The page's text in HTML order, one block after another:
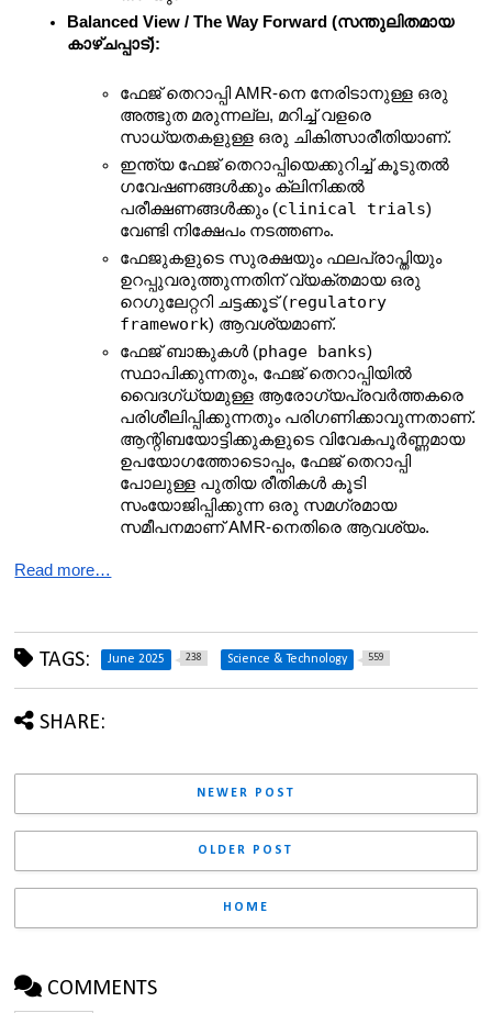
Balanced View / The Way Forward (സന്തുലിതമായ
കാഴ്ചപ്പാട്):
ഫേജ് തെറാപ്പി AMR-നെ നേരിടാനുള്ള ഒരു
അത്ഭുത മരുന്നല്ല, മറിച്ച് വളരെ
സാധ്യതകളുള്ള ഒരു ചികിത്സാരീതിയാണ്.
ഇന്ത്യ ഫേജ് തെറാപ്പിയെക്കുറിച്ച് കൂടുതൽ
ഗവേഷണങ്ങൾക്കും ക്ലിനിക്കൽ
പരീക്ഷണങ്ങൾക്കും (clinical trials)
വേണ്ടി നിക്ഷേപം നടത്തണം.
ഫേജുകളുടെ സുരക്ഷയും ഫലപ്രാപ്തിയും
ഉറപ്പുവരുത്തുന്നതിന് വ്യക്തമായ ഒരു
റെഗുലേറ്ററി ചട്ടക്കൂട് (regulatory
framework) ആവശ്യമാണ്.
ഫേജ് ബാങ്കുകൾ (phage banks)
സ്ഥാപിക്കുന്നതും, ഫേജ് തെറാപ്പിയിൽ
വൈദഗ്ധ്യമുള്ള ആരോഗ്യപ്രവർത്തകരെ
പരിശീലിപ്പിക്കുന്നതും പരിഗണിക്കാവുന്നതാണ്.
ആന്റിബയോട്ടിക്കുകളുടെ വിവേകപൂർണ്ണമായ
ഉപയോഗത്തോടൊപ്പം, ഫേജ് തെറാപ്പി
പോലുള്ള പുതിയ രീതികൾ കൂടി
സംയോജിപ്പിക്കുന്ന ഒരു സമഗ്രമായ
സമീപനമാണ് AMR-നെതിരെ ആവശ്യം.
Read more…
TAGS: June 2025 238 Science & Technology 559
SHARE:
NEWER POST
OLDER POST
HOME
COMMENTS